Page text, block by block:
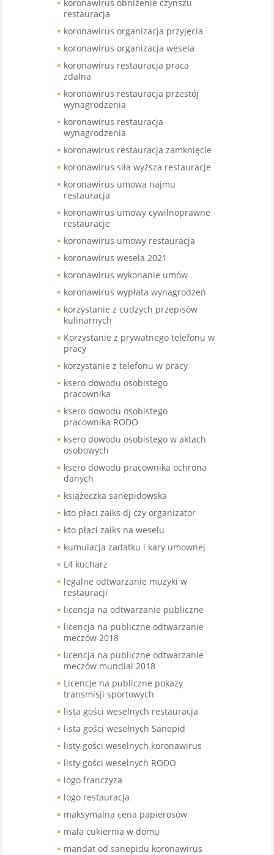
koronawirus obniżenie czynszu
restauracja
koronawirus organizacja przyjęcia
koronawirus organizacja wesela
koronawirus restauracja praca
zdalna
koronawirus restauracja przestój
wynagrodzenia
koronawirus restauracja
wynagrodzenia
koronawirus restauracja zamknięcie
koronawirus siła wyższa restauracje
koronawirus umowa najmu
restauracja
koronawirus umowy cywilnoprawne
restauracje
koronawirus umowy restauracja
koronawirus wesela 2021
koronawirus wykonanie umów
koronawirus wypłata wynagrodzeń
korzystanie z cudzych przepisów
kulinarnych
Korzystanie z prywatnego telefonu w
pracy
korzystanie z telefonu w pracy
ksero dowodu osobistego
pracownika
ksero dowodu osobistego
pracownika RODO
ksero dowodu osobistego w aktach
osobowych
ksero dowodu pracownika ochrona
danych
książeczka sanepidowska
kto płaci zaiks dj czy organizator
kto płaci zaiks na weselu
kumulacja zadatku i kary umownej
L4 kucharz
legalne odtwarzanie muzyki w
restauracji
licencja na odtwarzanie publiczne
licencja na publiczne odtwarzanie
meczów 2018
licencja na publiczne odtwarzanie
meczów mundial 2018
Licencje na publiczne pokazy
transmisji sportowych
lista gości weselnych restauracja
lista gości weselnych Sanepid
listy gości weselnych koronawirus
listy gości weselnych RODO
logo franczyza
logo restauracja
maksymalna cena papierosów
mała cukiernia w domu
mandat od sanepidu koronawirus